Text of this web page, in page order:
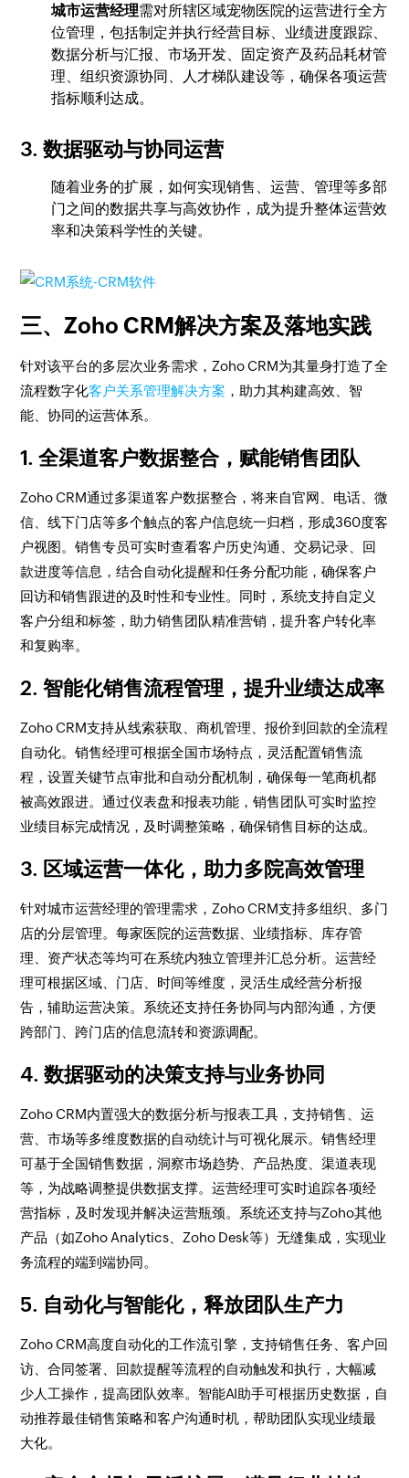
城市运营经理需对所辖区域宠物医院的运营进行全方
位管理，包括制定并执行经营目标、业绩进度跟踪、
数据分析与汇报、市场开发、固定资产及药品耗材管
理、组织资源协同、人才梯队建设等，确保各项运营
指标顺利达成。
3. 数据驱动与协同运营
随着业务的扩展，如何实现销售、运营、管理等多部
门之间的数据共享与高效协作，成为提升整体运营效
率和决策科学性的关键。
三、Zoho CRM解决方案及落地实践
针对该平台的多层次业务需求，Zoho CRM为其量身打造了全
流程数字化客户关系管理解决方案 ，助力其构建高效、智
能、协同的运营体系。
1. 全渠道客户数据整合，赋能销售团队
Zoho CRM通过多渠道客户数据整合，将来自官网、电话、微
信、线下门店等多个触点的客户信息统一归档，形成360度客
户视图。销售专员可实时查看客户历史沟通、交易记录、回
款进度等信息，结合自动化提醒和任务分配功能，确保客户
回访和销售跟进的及时性和专业性。同时，系统支持自定义
客户分组和标签，助力销售团队精准营销，提升客户转化率
和复购率。
2. 智能化销售流程管理，提升业绩达成率
Zoho CRM支持从线索获取、商机管理、报价到回款的全流程
自动化。销售经理可根据全国市场特点，灵活配置销售流
程，设置关键节点审批和自动分配机制，确保每一笔商机都
被高效跟进。通过仪表盘和报表功能，销售团队可实时监控
业绩目标完成情况，及时调整策略，确保销售目标的达成。
3. 区域运营一体化，助力多院高效管理
针对城市运营经理的管理需求，Zoho CRM支持多组织、多门
店的分层管理。每家医院的运营数据、业绩指标、库存管
理、资产状态等均可在系统内独立管理并汇总分析。运营经
理可根据区域、门店、时间等维度，灵活生成经营分析报
告，辅助运营决策。系统还支持任务协同与内部沟通，方便
跨部门、跨门店的信息流转和资源调配。
4. 数据驱动的决策支持与业务协同
Zoho CRM内置强大的数据分析与报表工具，支持销售、运
营、市场等多维度数据的自动统计与可视化展示。销售经理
可基于全国销售数据，洞察市场趋势、产品热度、渠道表现
等，为战略调整提供数据支撑。运营经理可实时追踪各项经
营指标，及时发现并解决运营瓶颈。系统还支持与Zoho其他
产品（如Zoho Analytics、Zoho Desk等）无缝集成，实现业
务流程的端到端协同。
5. 自动化与智能化，释放团队生产力
Zoho CRM高度自动化的工作流引擎，支持销售任务、客户回
访、合同签署、回款提醒等流程的自动触发和执行，大幅减
少人工操作，提高团队效率。智能AI助手可根据历史数据，自
动推荐最佳销售策略和客户沟通时机，帮助团队实现业绩最
大化。